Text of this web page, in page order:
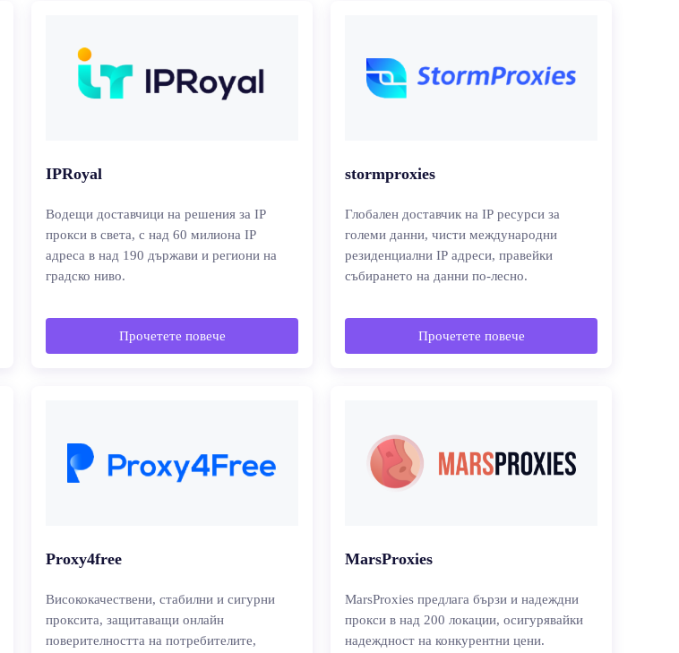
IPRoyal
Водещи доставчици на решения за IP
прокси в света, с над 60 милиона IP
адреса в над 190 държави и региони на
градско ниво.
Прочетете повече
stormproxies
Глобален доставчик на IP ресурси за
големи данни, чисти международни
резиденциални IP адреси, правейки
събирането на данни по-лесно.
Прочетете повече
Proxy4free
Висококачествени, стабилни и сигурни
проксита, защитаващи онлайн
поверителността на потребителите,
MarsProxies
MarsProxies предлага бързи и надеждни
прокси в над 200 локации, осигурявайки
надеждност на конкурентни цени.